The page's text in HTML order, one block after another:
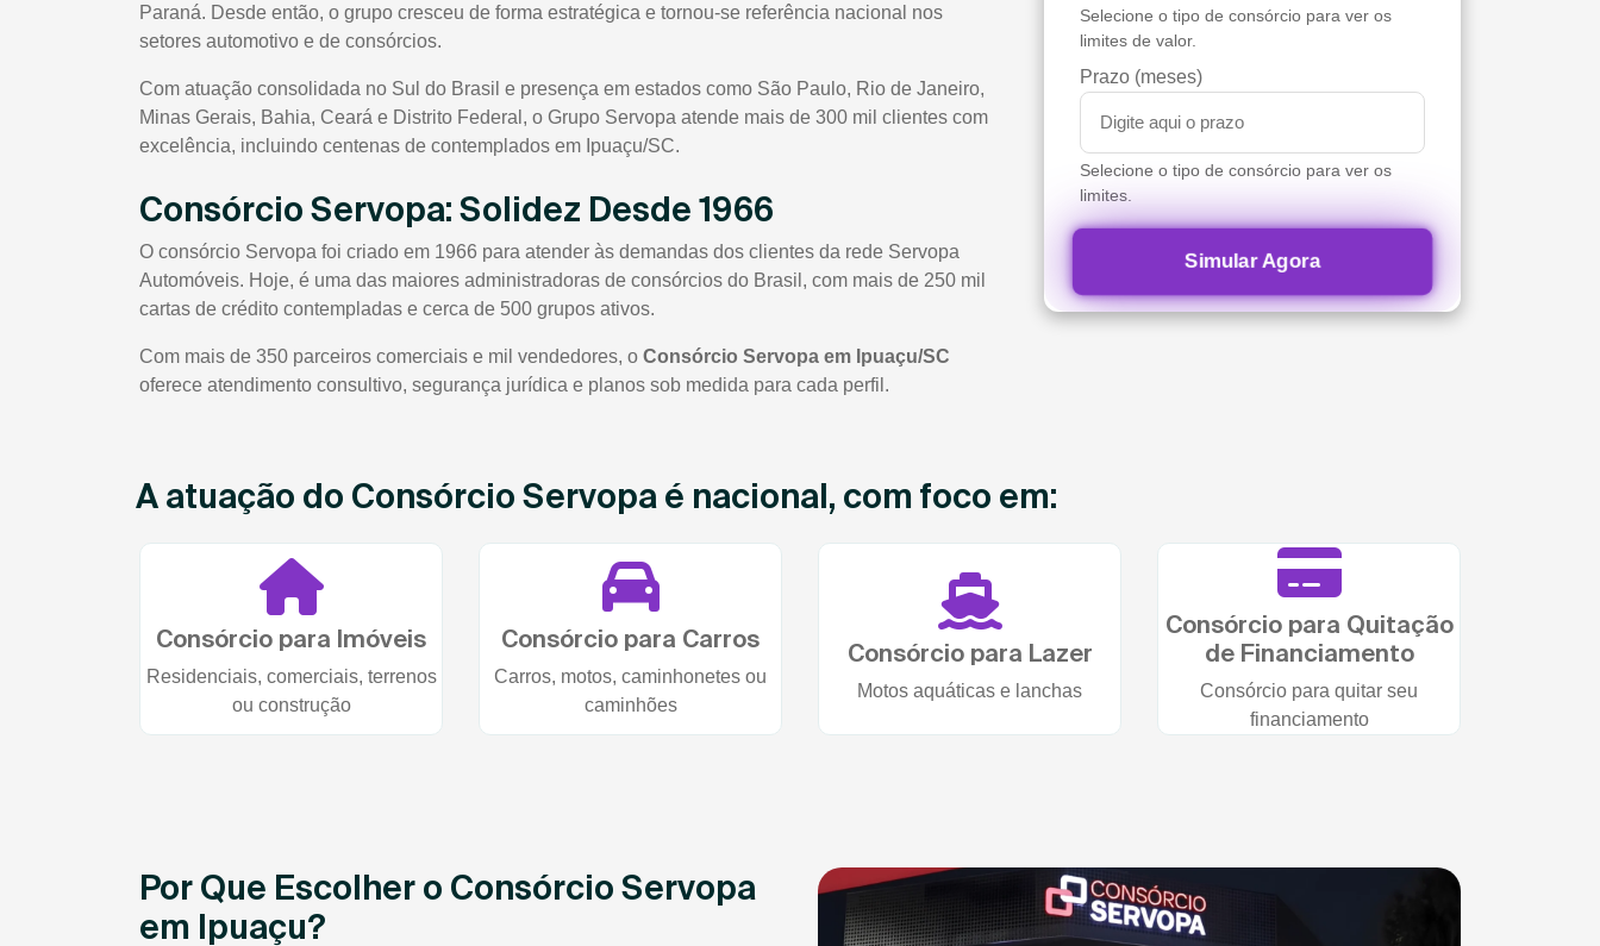
Paraná. Desde então, o grupo cresceu de forma estratégica e tornou-se referência nacional nos
setores automotivo e de consórcios.
Com atuação consolidada no Sul do Brasil e presença em estados como São Paulo, Rio de Janeiro,
Minas Gerais, Bahia, Ceará e Distrito Federal, o Grupo Servopa atende mais de 300 mil clientes com
excelência, incluindo centenas de contemplados em Ipuaçu/SC.
Consórcio Servopa: Solidez Desde 1966
O consórcio Servopa foi criado em 1966 para atender às demandas dos clientes da rede Servopa
Automóveis. Hoje, é uma das maiores administradoras de consórcios do Brasil, com mais de 250 mil
cartas de crédito contempladas e cerca de 500 grupos ativos.
Com mais de 350 parceiros comerciais e mil vendedores, o Consórcio Servopa em Ipuaçu/SC
oferece atendimento consultivo, segurança jurídica e planos sob medida para cada perfil.
Selecione o tipo de consórcio para ver os
limites de valor.
Prazo (meses)
Selecione o tipo de consórcio para ver os
limites.
Simular Agora
A atuação do Consórcio Servopa é nacional, com foco em:
Consórcio para Imóveis
Residenciais, comerciais, terrenos
ou construção
Consórcio para Carros
Carros, motos, caminhonetes ou
caminhões
Consórcio para Lazer
Motos aquáticas e lanchas
Consórcio para Quitação
de Financiamento
Consórcio para quitar seu
financiamento
Por Que Escolher o Consórcio Servopa
em Ipuaçu?